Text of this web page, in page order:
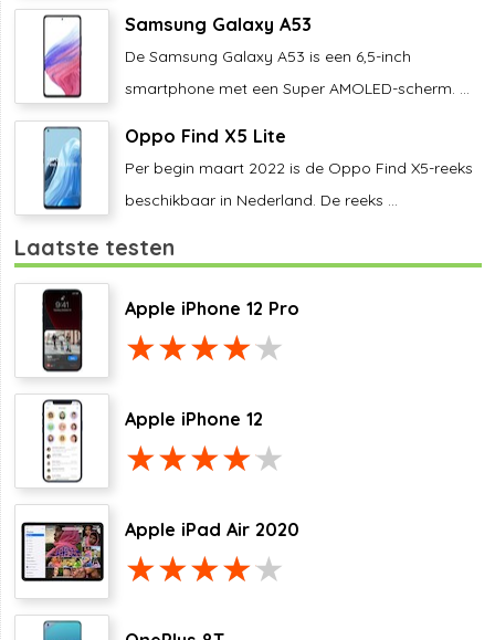
Samsung Galaxy A53
De Samsung Galaxy A53 is een 6,5-inch
smartphone met een Super AMOLED-scherm. ...
Oppo Find X5 Lite
Per begin maart 2022 is de Oppo Find X5-reeks
beschikbaar in Nederland. De reeks ...
Laatste testen
Apple iPhone 12 Pro
Apple iPhone 12
Apple iPad Air 2020